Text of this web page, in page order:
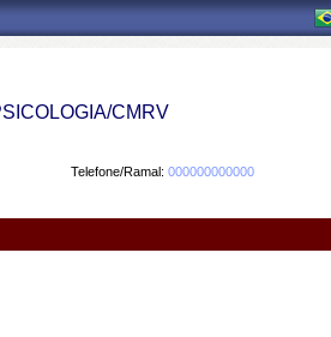
CMRV
Telefone/Ramal: 000000000000